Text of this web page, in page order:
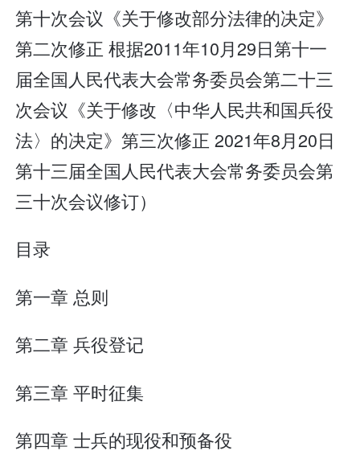
第十次会议《关于修改部分法律的决定》
第二次修正 根据2011年10月29日第十一
届全国人民代表大会常务委员会第二十三
次会议《关于修改〈中华人民共和国兵役
法〉的决定》第三次修正 2021年8月20日
第十三届全国人民代表大会常务委员会第
三十次会议修订）
目录
第一章 总则
第二章 兵役登记
第三章 平时征集
第四章 士兵的现役和预备役